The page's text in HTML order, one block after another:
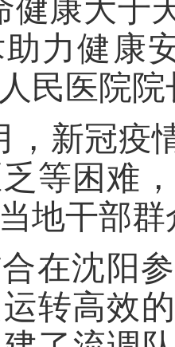
健康大于
力健康
民医院
，新冠疫
等困难
地干部
在沈阳
转高效